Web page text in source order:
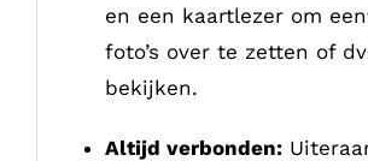
en een kaartlezer om
foto’s over te zetten of
bekijken.
Altijd verbonden: